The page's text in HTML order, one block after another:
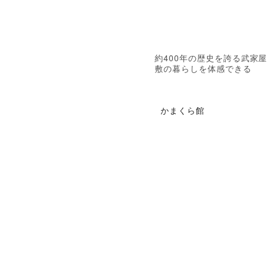
約400年の歴史を誇る武家屋
敷の暮らしを体感できる
かまくら館